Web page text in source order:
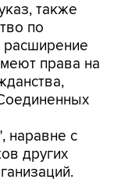
также
по
права на
наравне с
других